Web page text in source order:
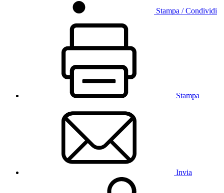
Stampa / Condividi
Stampa
Invia